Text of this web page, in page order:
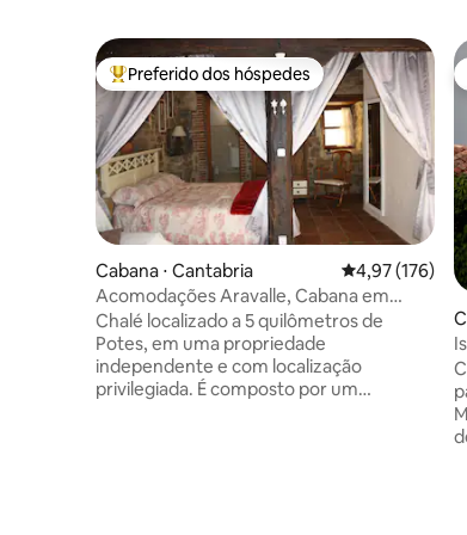
Entre os melhores preferidos dos hóspedes
Preferido dos hóspedes
Cabana ⋅ Cantabria 4,97 de uma
4,97 (176)
Acomodações Aravalle, Cabana em
Picos de Europa
Chalé localizado a 5 quilômetros de
Potes, em uma propriedade
independente e com localização
privilegiada. É composto por um